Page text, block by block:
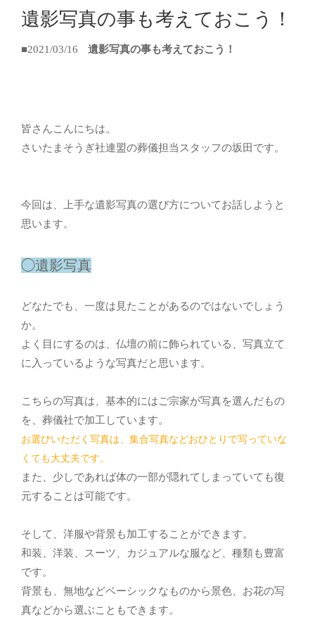
遺影写真の事も考えておこう！
■2021/03/16 遺影写真の事も考えておこう！
皆さんこんにちは。
さいたまそうぎ社連盟の葬儀担当スタッフの坂田です。
今回は、上手な遺影写真の選び方についてお話しようと
思います。
◯遺影写真
どなたでも、一度は見たことがあるのではないでしょう
か。
よく目にするのは、仏壇の前に飾られている、写真立て
に入っているような写真だと思います。
こちらの写真は、基本的にはご宗家が写真を選んだもの
を、葬儀社で加工しています。
お選びいただく写真は、集合写真などおひとりで写っていな
くても大丈夫です。
また、少しであれば体の一部が隠れてしまっていても復
元することは可能です。
そして、洋服や背景も加工することができます。
和装、洋装、スーツ、カジュアルな服など、種類も豊富
です。
背景も、無地などベーシックなものから景色、お花の写
真などから選ぶこともできます。